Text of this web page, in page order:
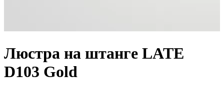
Люстра на штанге LATE
D103 Gold